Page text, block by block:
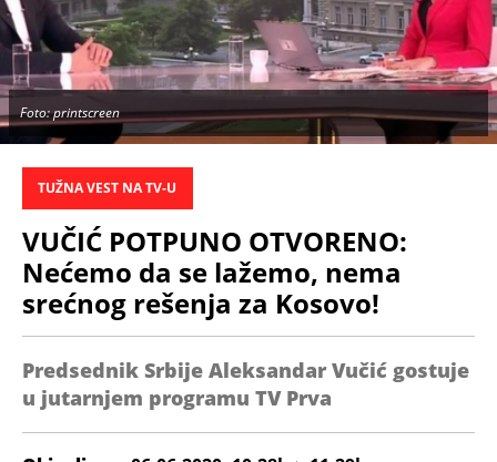
Foto: printscreen
TUŽNA VEST NA TV-U
VUČIĆ POTPUNO OTVORENO:
Nećemo da se lažemo, nema
srećnog rešenja za Kosovo!
Predsednik Srbije Aleksandar Vučić gostuje
u jutarnjem programu TV Prva